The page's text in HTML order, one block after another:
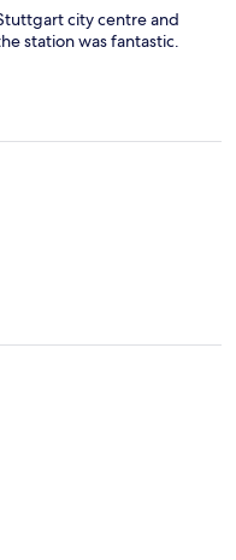
city centre and
station was fantastic.